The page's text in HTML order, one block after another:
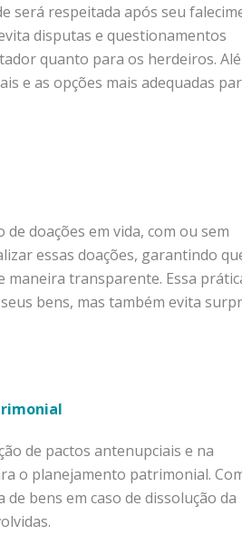
será respeitada após seu
disputas e questionamentos
quanto para os herdeiros.
e as opções mais adequadas
doações em vida, com ou sem
essas doações, garantindo
maneira transparente. Essa
bens, mas também evita
de pactos antenupciais e na
o planejamento patrimonial.
bens em caso de dissolução da